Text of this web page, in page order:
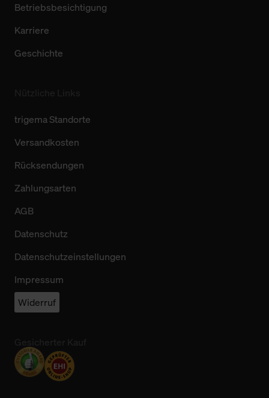
Betriebsbesichtigung
Karriere
Geschichte
trigema Standorte
Versandkosten
Rücksendungen
Zahlungsarten
AGB
Datenschutz
Datenschutzeinstellungen
Impressum
Widerruf